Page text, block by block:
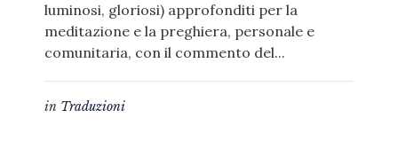
luminosi, gloriosi) approfonditi per la
meditazione e la preghiera, personale e
comunitaria, con il commento del...
in Traduzioni